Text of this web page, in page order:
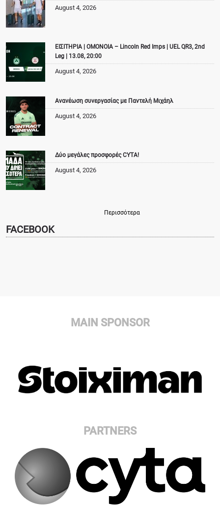
August 4, 2026
ΕΙΣΙΤΗΡΙΑ | ΟΜΟΝΟΙΑ – Lincoln Red Imps | UEL QR3, 2nd
Leg | 13.08, 20:00
August 4, 2026
Ανανέωση συνεργασίας με Παντελή Μιχάηλ
August 4, 2026
Δύο μεγάλες προσφορές CYTA!
August 4, 2026
Περισσότερα
FACEBOOK
MAIN SPONSOR
PARTNERS